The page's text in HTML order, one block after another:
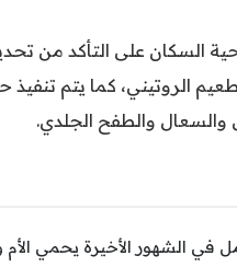
السكان على التأكد من
الروتيني، كما يتم
والطفح الجلدي.
في الشهور الأخيرة يحمي